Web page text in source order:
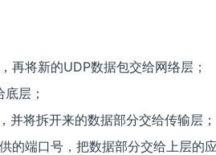
再将新的UDP数据包交给网络层；
层；
并将拆开来的数据部分交给传输层；
端口号，把数据部分交给上层的